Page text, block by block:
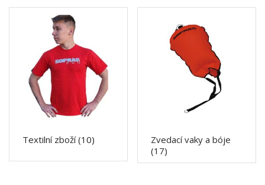
Textilní zboží(10)
Zvedací vaky a bóje
(17)